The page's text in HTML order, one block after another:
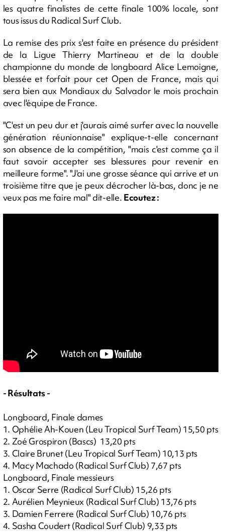
les quatre finalistes de cette finale 100% locale, sont
tous issus du Radical Surf Club.
La remise des prix s'est faite en présence du président
de la Ligue Thierry Martineau et de la double
championne du monde de longboard Alice Lemoigne,
blessée et forfait pour cet Open de France, mais qui
sera bien aux Mondiaux du Salvador le mois prochain
avec l'équipe de France.
"C'est un peu dur et j'aurais aimé surfer avec la nouvelle
génération réunionnaise" explique-t-elle concernant
son absence de la compétition, "mais c'est comme ça il
faut savoir accepter ses blessures pour revenir en
meilleure forme". "J'ai une grosse séance qui arrive et un
troisième titre que je peux décrocher là-bas, donc je ne
veux pas me faire mal" dit-elle. Ecoutez :
- Résultats -
Longboard, Finale dames
1. Ophélie Ah-Kouen (Leu Tropical Surf Team) 15,50 pts
2. Zoé Grospiron (Bascs) 13,20 pts
3. Claire Brunet (Leu Tropical Surf Team) 10,13 pts
4. Macy Machado (Radical Surf Club) 7,67 pts
Longboard, Finale messieurs
1. Oscar Serre (Radical Surf Club) 15,26 pts
2. Aurélien Meynieux (Radical Surf Club) 13,76 pts
3. Damien Ferrere (Radical Surf Club) 10,76 pts
4. Sasha Coudert (Radical Surf Club) 9,33 pts